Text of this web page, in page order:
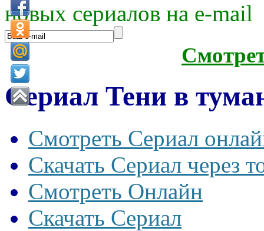
новых сериалов на e-mаil
Сериал Тени в
Смотреть Сериал
Скачать Сериал через
Смотреть Онлайн
Скачать Сериал